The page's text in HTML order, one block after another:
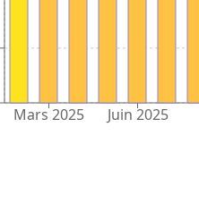
Mars 2025 Juin 2025